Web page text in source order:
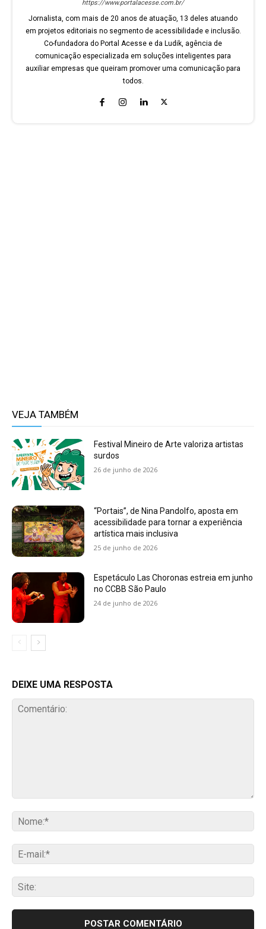
https://www.portalacesse.com.br/
Jornalista, com mais de 20 anos de atuação, 13 deles atuando
em projetos editoriais no segmento de acessibilidade e inclusão.
Co-fundadora do Portal Acesse e da Ludik, agência de
comunicação especializada em soluções inteligentes para
auxiliar empresas que queiram promover uma comunicação para
todos.
VEJA TAMBÉM
Festival Mineiro de Arte valoriza artistas
surdos
26 de junho de 2026
“Portais”, de Nina Pandolfo, aposta em
acessibilidade para tornar a experiência
artística mais inclusiva
25 de junho de 2026
Espetáculo Las Choronas estreia em junho
no CCBB São Paulo
24 de junho de 2026
DEIXE UMA RESPOSTA